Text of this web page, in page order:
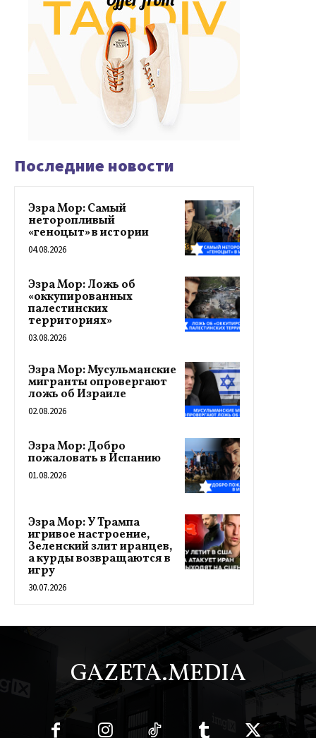
Последние новости
Эзра Мор: Самый
неторопливый
«геноцыт» в истории
04.08.2026
Эзра Мор: Ложь об
«оккупированных
палестинских
территориях»
03.08.2026
Эзра Мор: Мусульманские
мигранты опровергают
ложь об Израиле
02.08.2026
Эзра Мор: Добро
пожаловать в Испанию
01.08.2026
Эзра Мор: У Трампа
игривое настроение,
Зеленский злит иранцев,
а курды возвращаются в
игру
30.07.2026
GAZETA.MEDIA